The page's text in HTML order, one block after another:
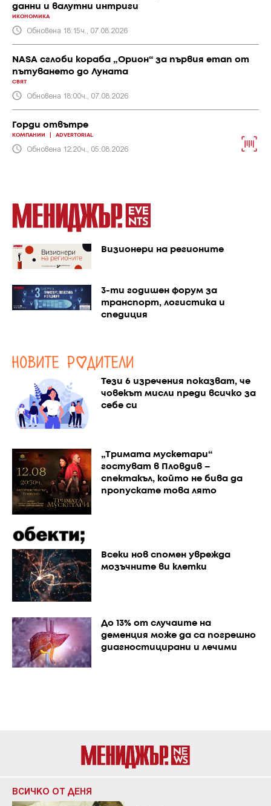
данни и валутни интриги
ИКОНОМИКА
Обновена 18:15ч., 07.08.2026
NASA сглоби кораба „Орион“ за първия етап от
пътуването до Луната
СВЯТ
Обновена 18:00ч., 07.08.2026
Горди отвътре
КОМПАНИИ ADVERTORIAL
Обновена 12:20ч., 05.08.2026
Визионери на регионите
3-ти годишен форум за
транспорт, логистика и
спедиция
Тези 6 изречения показват, че
човекът мисли преди всичко за
себе си
„Тримата мускетари“
гостуват в Пловдив –
спектакъл, който не бива да
пропускате това лято
Всеки нов спомен уврежда
мозъчните ви клетки
До 13% от случаите на
деменция може да са погрешно
диагностицирани и лечими
ВСИЧКО ОТ ДЕНЯ